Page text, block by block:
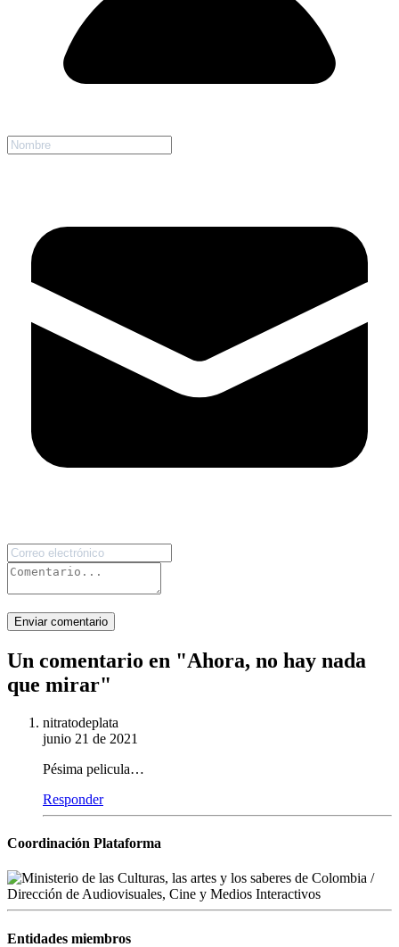
Enviar comentario
Un comentario en "Ahora, no hay nada
que mirar"
nitratodeplata
junio 21 de 2021
Pésima pelicula…
Responder
Coordinación Plataforma
Entidades miembros